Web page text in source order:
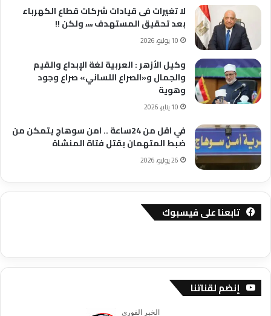
لا تغيرات فى قيادات شركات قطاع الكهرباء
بعد تحقيق المستهدف ،،،، ولكن !!
10 يوليو، 2026
وكيل الأزهر : العربية لغة الإبداع والقيم
والجمال و«الصراع اللساني» صراع وجود
وهوية
10 يناير، 2026
في اقل من 24ساعة .. امن سوهاج يتمكن من
ضبط المتهمان بقتل فتاة المنشاة
26 يوليو، 2026
تابعنا على فيسبوك
إنضم لقناتنا